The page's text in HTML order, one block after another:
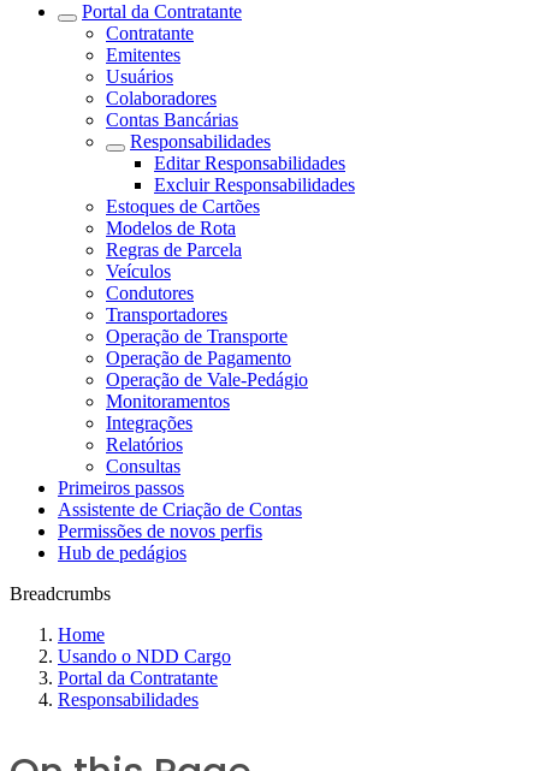
Portal da Contratante
Contratante
Emitentes
Usuários
Colaboradores
Contas Bancárias
Responsabilidades
Editar Responsabilidades
Excluir Responsabilidades
Estoques de Cartões
Modelos de Rota
Regras de Parcela
Veículos
Condutores
Transportadores
Operação de Transporte
Operação de Pagamento
Operação de Vale-Pedágio
Monitoramentos
Integrações
Relatórios
Consultas
Primeiros passos
Assistente de Criação de Contas
Permissões de novos perfis
Hub de pedágios
Breadcrumbs
Home
Usando o NDD Cargo
Portal da Contratante
Responsabilidades